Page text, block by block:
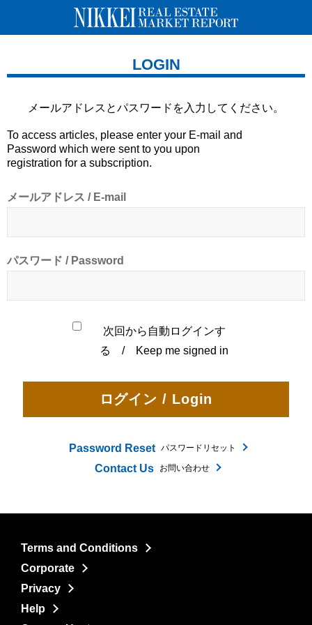
LOGIN
メールアドレスとパスワードを 入力してください。
To access articles, please enter your E-mail and
Password which were sent to you upon
registration for a subscription.
メールアドレス / E-mail
パスワード / Password
次回から自動ログインす
る / Keep me signed in
Password Reset パスワードリセット
Contact Us お問い合わせ
Terms and Conditions
Corporate
Privacy
Help